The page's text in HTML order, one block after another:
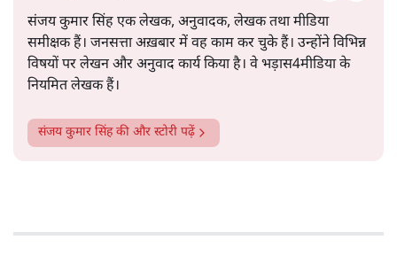
संजय कुमार सिंह एक लेखक, अनुवादक, लेखक तथा मीडिया
समीक्षक हैं। जनसत्ता अख़बार में वह काम कर चुके हैं। उन्होंने विभिन्न
विषयों पर लेखन और अनुवाद कार्य किया है। वे भड़ास4मीडिया के
नियमित लेखक हैं।
संजय कुमार सिंहकी और स्टोरी पढ़ें